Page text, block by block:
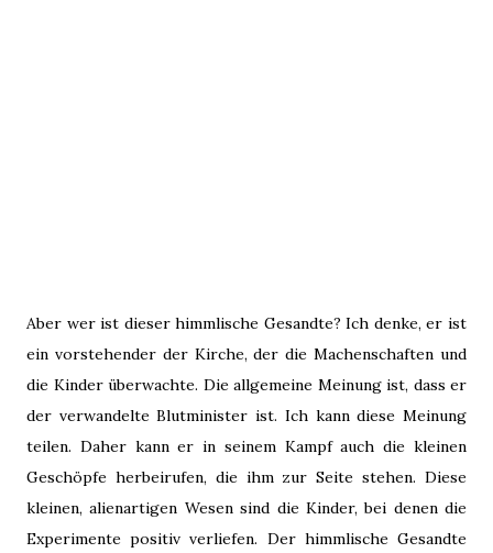
Aber wer ist dieser himmlische Gesandte? Ich denke, er ist
ein vorstehender der Kirche, der die Machenschaften und
die Kinder überwachte. Die allgemeine Meinung ist, dass er
der verwandelte Blutminister ist. Ich kann diese Meinung
teilen. Daher kann er in seinem Kampf auch die kleinen
Geschöpfe herbeirufen, die ihm zur Seite stehen. Diese
kleinen, alienartigen Wesen sind die Kinder, bei denen die
Experimente positiv verliefen. Der himmlische Gesandte